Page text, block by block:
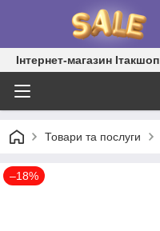
Інтернет-магазин Ітакшоп
Товари та послуги
–18%